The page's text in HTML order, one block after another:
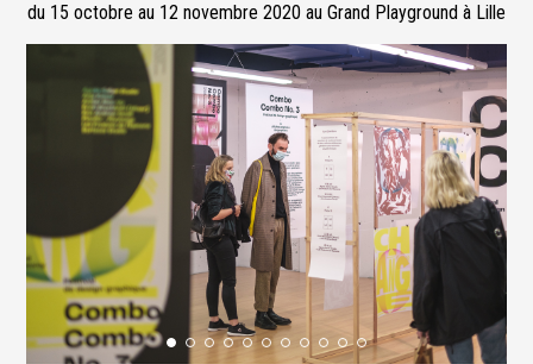
du 15 octobre au 12 novembre 2020 au Grand Playground à Lille